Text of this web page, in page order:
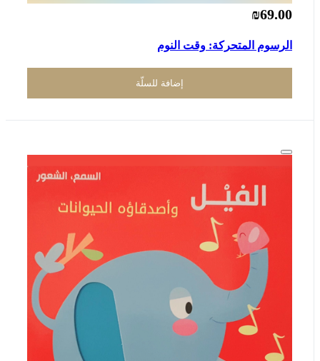
₪69.00
الرسوم المتحركة: وقت النوم
إضافة للسلّة